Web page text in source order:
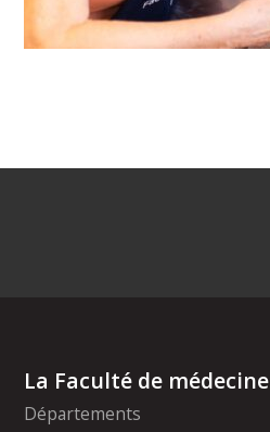
La Faculté de médecine
Départements